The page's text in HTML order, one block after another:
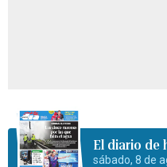
El diario de
sábado, 8 de